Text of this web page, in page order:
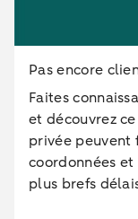
Pas encore
Faites
et découvrez
privée peuvent
coordonnées
plus brefs